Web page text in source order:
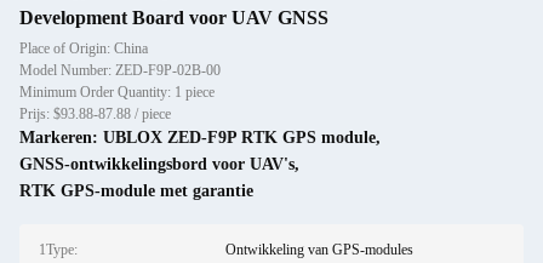
Development Board voor UAV GNSS
Place of Origin: China
Model Number: ZED-F9P-02B-00
Minimum Order Quantity: 1 piece
Prijs: $93.88-87.88 / piece
Markeren: UBLOX ZED-F9P RTK GPS module,
GNSS-ontwikkelingsbord voor UAV's,
RTK GPS-module met garantie
1Type: Ontwikkeling van GPS-modules